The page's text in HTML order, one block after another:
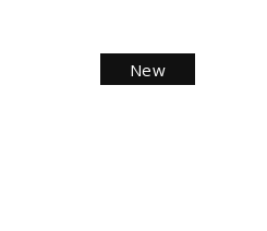
New